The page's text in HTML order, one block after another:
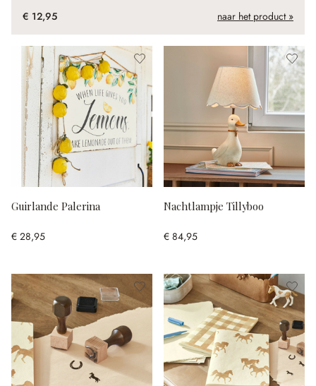
€ 12,95 naar het product »
Guirlande Palerina
€ 28,95
Nachtlampje Tillyboo
€ 84,95